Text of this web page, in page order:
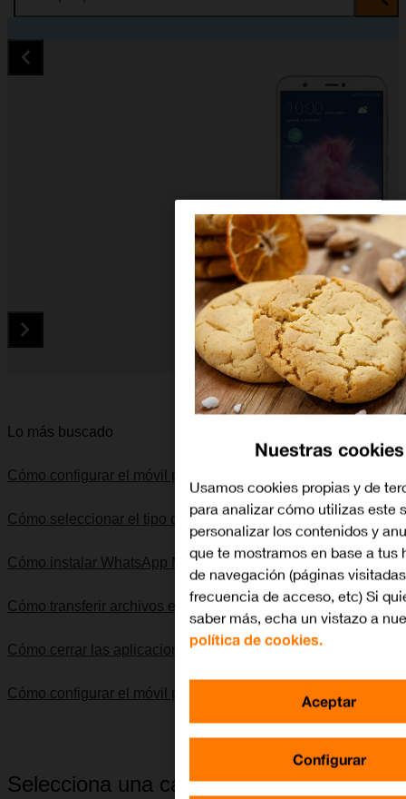
Diapositiva 1 de 5. Huawei P smart - Gold - imagen 1
Lo más buscado
Cómo configurar el móvil para SMS
Cómo seleccionar el tipo de red
Cómo instalar WhatsApp Messenger
Cómo transferir archivos entre el ordenador y el móvil
Cómo cerrar las aplicaciones en segundo plano
Cómo configurar el móvil para internet
Selecciona una categoría
Nuestras cookies
Usamos cookies propias y de
para analizar cómo utilizas este
personalizar los contenidos y
que te mostramos en base a tus
de navegación (páginas
frecuencia de acceso, etc) Si
saber más, echa un vistazo a
política de cookies.
Configurar
Aceptar